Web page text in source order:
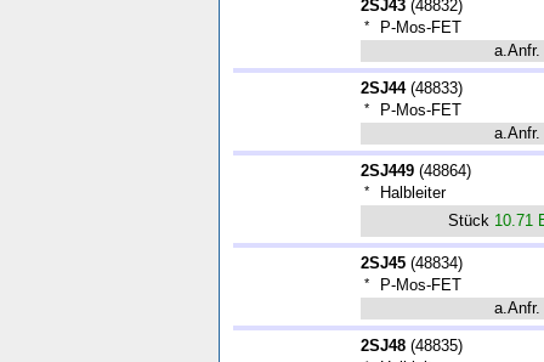
2SJ43 (48832)
*
P-Mos-FET
a.Anfr.
2SJ44(48833)
*
P-Mos-FET
a.Anfr.
2SJ449 (48864)
*
Halbleiter
Stück 10.71
2SJ45 (48834)
*
P-Mos-FET
a.Anfr.
2SJ48 (48835)